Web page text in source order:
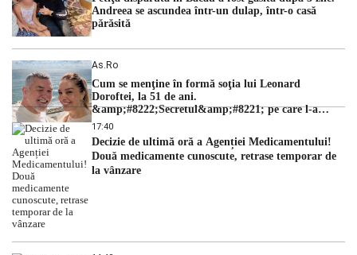
Andreea se ascundea într-un dulap, într-o casă
părăsită
As.ro
Cum se menţine în formă soţia lui Leonard
Doroftei, la 51 de ani.
&amp;#8222;Secretul&amp;#8221; pe care l-a
dezvăluit
17:40
Decizie de ultimă oră a Agenției Medicamentului!
Două medicamente cunoscute, retrase temporar de
la vânzare